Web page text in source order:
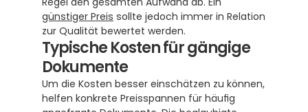
günstiger Preis sollte jedoch immer in Relation
zur Qualität bewertet werden.
Typische Kosten für gängige
Dokumente
Um die Kosten besser einschätzen zu können,
helfen konkrete Preisspannen für häufig